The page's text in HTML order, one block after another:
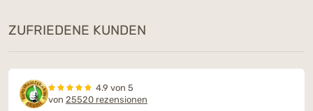
ZUFRIEDENE KUNDEN
4.9 von 5
von 25520 rezensionen